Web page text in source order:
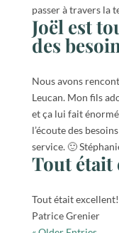
passer à travers la
Joël est
des
Nous avons
Leucan. Mon fils
et ça lui fait
l’écoute des
service. 🙂
Tout était
Tout était
Patrice Grenier